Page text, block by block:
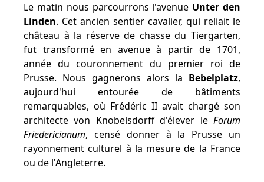
Le matin nous parcourrons l'avenue Unter den
Linden. Cet ancien sentier cavalier, qui reliait le
château à la réserve de chasse du Tiergarten,
fut transformé en avenue à partir de 1701,
année du couronnement du premier roi de
Prusse. Nous gagnerons alors la Bebelplatz,
aujourd'hui entourée de bâtiments
remarquables, où Frédéric II avait chargé son
architecte von Knobelsdorff d'élever le Forum
Friedericianum, censé donner à la Prusse un
rayonnement culturel à la mesure de la France
ou de l'Angleterre.